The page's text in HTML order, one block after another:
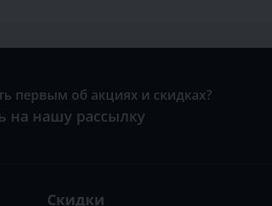
первым об акциях и скидках?
на нашу рассылку
Скидки